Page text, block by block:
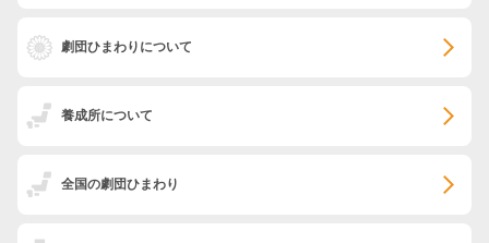
劇団ひまわりについて
養成所について
全国の劇団ひまわり